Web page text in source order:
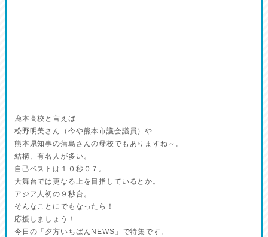
鹿本高校と言えば
松野明美さん（今や熊本市議会議員）や
熊本県知事の蒲島さんの母校でもありますね～。
結構、有名人が多い。
自己ベストは１０秒０７。
大舞台では更なる上を目指しているとか。
アジア人初の９秒台。
そんなことにでもなったら！
応援しましょう！
今日の「夕方いちばんNEWS」で特集です。